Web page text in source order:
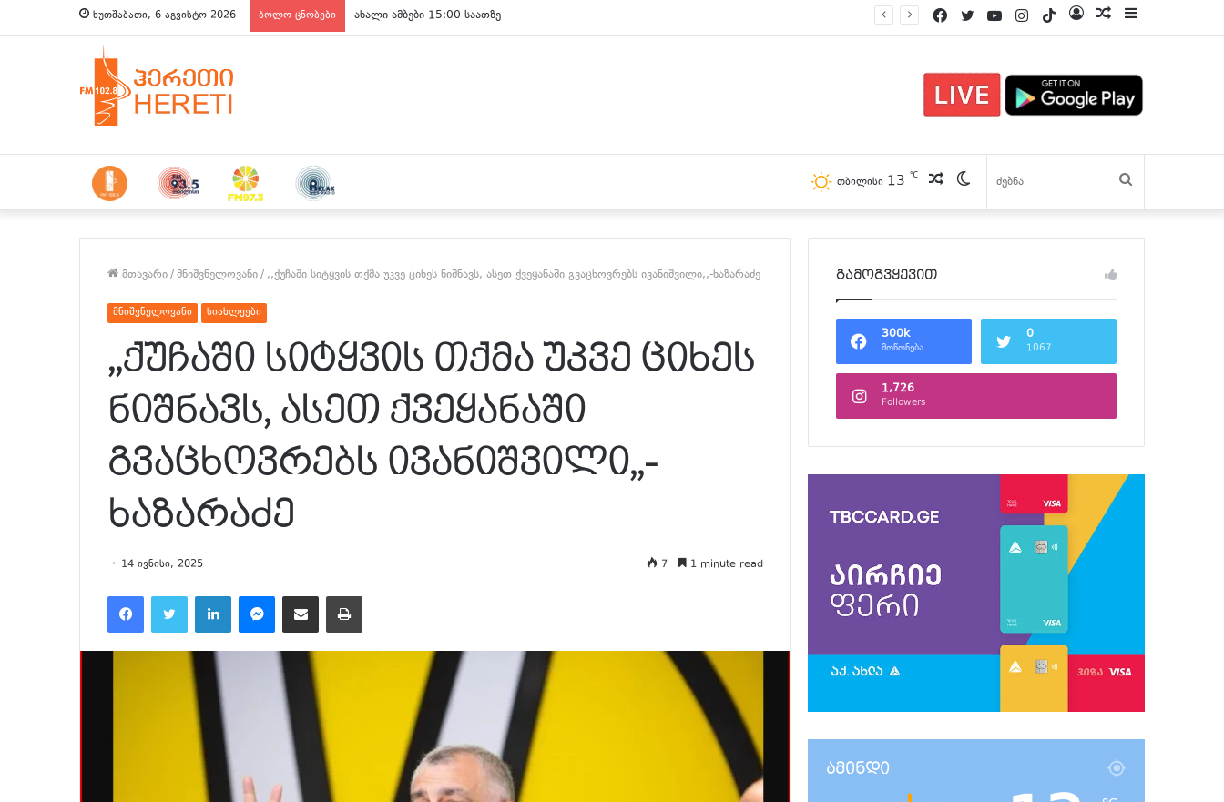
ხუთშაბათი, 6 აგვისტო 2026 ბოლო ცნობები ახალი ამბები 15:00 საათზე პოსტები
Log
TikTok
Instagram
YouTube
Twitter
Facebook
Switch
skin
პოსტები
თბილისი 13 ℃
მთავარი/მნიშვნელოვანი/ ,,ქუჩაში სიტყვის თქმა უკვე ციხეს ნიშნავს, ასეთ ქვეყანაში გვაცხოვრებს ივანიშვილი,,-ხაზარაძე
მნიშვნელოვანი სიახლეები
,,ქუჩაში სიტყვის თქმა უკვე ციხეს
ნიშნავს, ასეთ ქვეყანაში
გვაცხოვრებს ივანიშვილი,,-
ხაზარაძე
14 ივნისი, 2025 7 1 minute read
გამოგვყევით
300k
მოწონება
0
1067
1,726
Followers
ამინდი